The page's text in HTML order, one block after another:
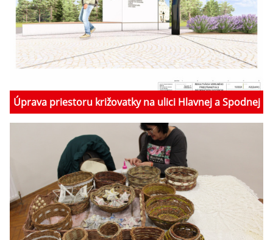
Úprava priestoru križovatky na ulici Hlavnej a Spodnej